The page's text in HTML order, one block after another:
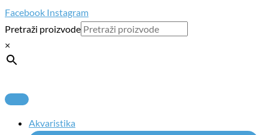
Facebook Instagram
Pretraži proizvode
×
Akvaristika